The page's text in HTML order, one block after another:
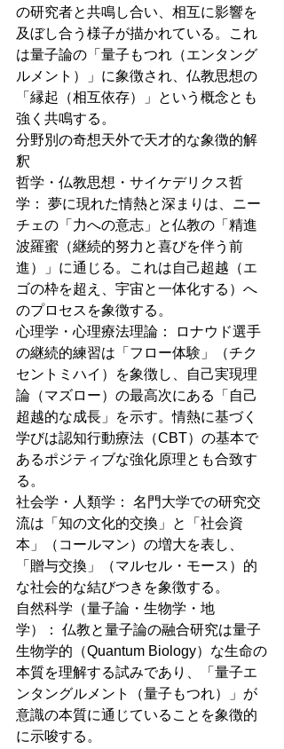
の研究者と共鳴し合い、相互に影響を
及ぼし合う様子が描かれている。これ
は量子論の「量子もつれ（エンタング
ルメント）」に象徴され、仏教思想の
「縁起（相互依存）」という概念とも
強く共鳴する。
分野別の奇想天外で天才的な象徴的解
釈
哲学・仏教思想・サイケデリクス哲
学： 夢に現れた情熱と深まりは、ニー
チェの「力への意志」と仏教の「精進
波羅蜜（継続的努力と喜びを伴う前
進）」に通じる。これは自己超越（エ
ゴの枠を超え、宇宙と一体化する）へ
のプロセスを象徴する。
心理学・心理療法理論： ロナウド選手
の継続的練習は「フロー体験」（チク
セントミハイ）を象徴し、自己実現理
論（マズロー）の最高次にある「自己
超越的な成長」を示す。情熱に基づく
学びは認知行動療法（CBT）の基本で
あるポジティブな強化原理とも合致す
る。
社会学・人類学： 名門大学での研究交
流は「知の文化的交換」と「社会資
本」（コールマン）の増大を表し、
「贈与交換」（マルセル・モース）的
な社会的な結びつきを象徴する。
自然科学（量子論・生物学・地
学）： 仏教と量子論の融合研究は量子
生物学的（Quantum Biology）な生命の
本質を理解する試みであり、「量子エ
ンタングルメント（量子もつれ）」が
意識の本質に通じていることを象徴的
に示唆する。